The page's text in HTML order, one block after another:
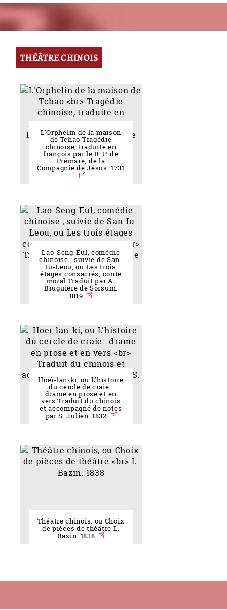
THÉÂTRE CHINOIS
L'Orphelin de la maison
de Tchao Tragédie
chinoise, traduite en
françois par le R. P. de
Prémare, de la
Compagnie de Jésus. 1731
Lao-Seng-Eul, comédie
chinoise ; suivie de San-
Iu-Leou, ou Les trois
étages consacrés, conte
moral Traduit par A.
Bruguière de Sorsum.
1819
Hoeï-lan-ki, ou L'histoire
du cercle de craie :
drame en prose et en
vers Traduit du chinois
et accompagné de notes
par S. Julien. 1832
Théâtre chinois, ou Choix
de pièces de théâtre L.
Bazin. 1838